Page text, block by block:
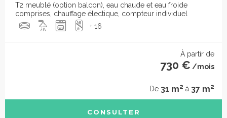
T2 meublé (option balcon), eau chaude et eau froide
comprises, chauffage électique, compteur individuel
+ 16
À partir de
730 € /mois
De 31 m2 à 37 m2
CONSULTER